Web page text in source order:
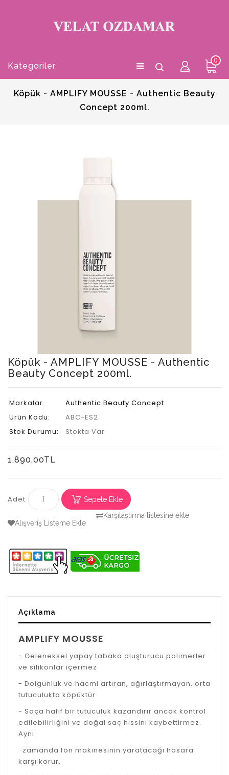
Kategoriler
0
Köpük - AMPLIFY MOUSSE - Authentic Beauty
Concept 200ml.
Köpük - AMPLIFY MOUSSE - Authentic
Beauty Concept 200ml.
Markalar
Authentic Beauty Concept
Ürün Kodu:
ABC-ES2
Stok Durumu:
Stokta Var
1.890,00TL
Adet Sepete Ekle
Alışveriş Listeme Ekle
Karşılaştırma listesine ekle
Açıklama
AMPLIFY MOUSSE
- Geleneksel yapay tabaka oluşturucu polimerler
ve silikonlar içermez
- Dolgunluk ve hacmi artıran, ağırlaştırmayan, orta
tutuculukta köpüktür
- Saça hafif bir tutuculuk kazandırır ancak kontrol
edilebilirliğini ve doğal saç hissini kaybettirmez.
Aynı
zamanda fön makinesinin yaratacağı hasara
karşı korur.